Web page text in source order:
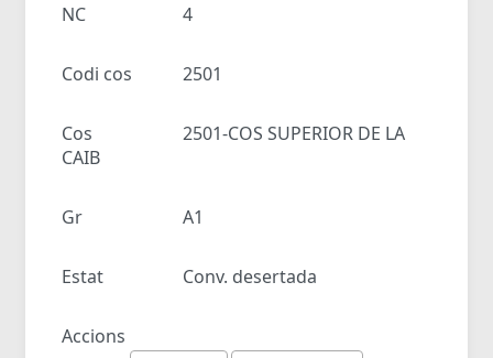
NC 4
Codi cos 2501
Cos
2501-COS SUPERIOR DE LA
CAIB
Gr A1
Estat Conv. desertada
Accions